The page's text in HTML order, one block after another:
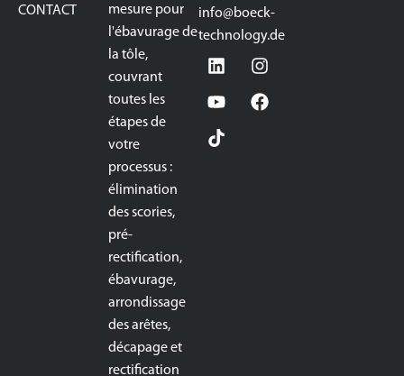
CONTACT
mesure pour
l'ébavurage de
la tôle,
couvrant
toutes les
étapes de
votre
processus :
élimination
des scories,
pré-
rectification,
ébavurage,
arrondissage
des arêtes,
décapage et
rectification
info@boeck-
technology.de